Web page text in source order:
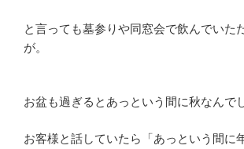
と言っても墓参りや同窓会で飲んでいた
が。
お盆も過ぎるとあっという間に秋なんで
お客様と話していたら「あっという間に